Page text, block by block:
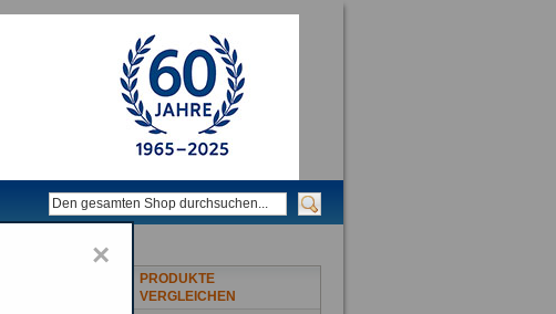
PRODUKTE
VERGLEICHEN
×